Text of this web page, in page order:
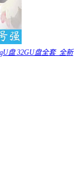
盘 32GU盘全套_全新